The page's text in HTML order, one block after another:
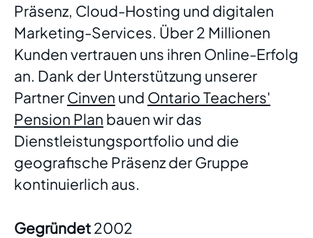
Präsenz, Cloud-Hosting und digitalen
Marketing-Services. Über 2 Millionen
Kunden vertrauen uns ihren Online-Erfolg
an. Dank der Unterstützung unserer
PartnerCinven und Ontario Teachers'
Pension Plan bauen wir das
Dienstleistungsportfolio und die
geografische Präsenz der Gruppe
kontinuierlich aus.
Gegründet2002